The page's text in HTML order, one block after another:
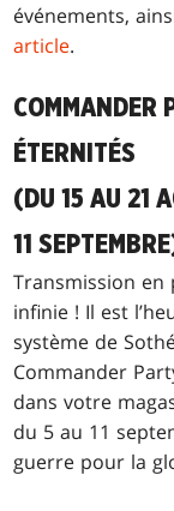
événements,
article.
COMMANDER
ÉTERNITÉS
(DU 15 AU 21
11
Transmission en
infinie ! Il est
système de
Commander
dans votre
du 5 au 11
guerre pour la